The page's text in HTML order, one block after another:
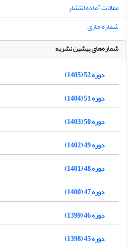
مقالات آماده انتشار
شماره جاری
شماره‌های پیشین نشریه
دوره 52 (1405)
دوره 51 (1404)
دوره 50 (1403)
دوره 49 (1402)
دوره 48 (1401)
دوره 47 (1400)
دوره 46 (1399)
دوره 45 (1398)